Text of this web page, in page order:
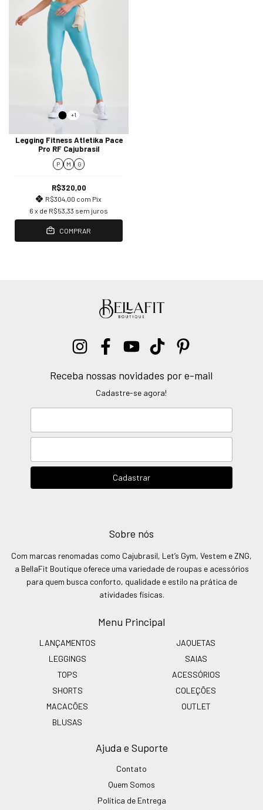
+1
Legging Fitness Atletika Pace
Pro RF Cajubrasil
P M G
R$320,00
R$304,00 com Pix
6 x de R$53,33 sem juros
COMPRAR
Receba nossas novidades por e-mail
Cadastre-se agora!
Sobre nós
Com marcas renomadas como Cajubrasil, Let’s Gym, Vestem e ZNG,
a BellaFit Boutique oferece uma variedade de roupas e acessórios
para quem busca conforto, qualidade e estilo na prática de
atividades físicas.
Menu Principal
LANÇAMENTOS
LEGGINGS
TOPS
SHORTS
MACACÕES
BLUSAS
JAQUETAS
SAIAS
ACESSÓRIOS
COLEÇÕES
OUTLET
Ajuda e Suporte
Contato
Quem Somos
Política de Entrega